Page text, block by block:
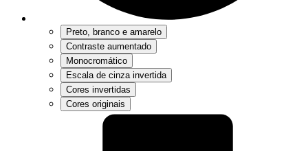
Preto, branco e amarelo
Contraste aumentado
Monocromático
Escala de cinza invertida
Cores invertidas
Cores originais